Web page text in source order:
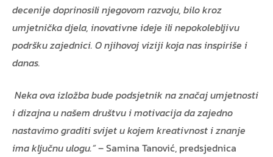
decenije doprinosili njegovom razvoju, bilo kroz
umjetnička djela, inovativne ideje ili nepokolebljivu
podršku zajednici. O njihovoj viziji koja nas inspiriše i
danas.
Neka ova izložba bude podsjetnik na značaj umjetnosti
i dizajna u našem društvu i motivacija da zajedno
nastavimo graditi svijet u kojem kreativnost i znanje
ima ključnu ulogu.“– Samina Tanović, predsjednica